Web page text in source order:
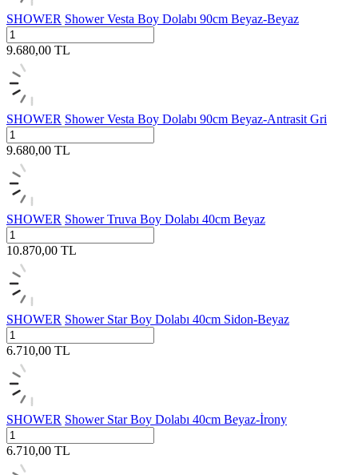
SHOWER Shower Vesta Boy Dolabı 90cm Beyaz-Beyaz
9.680,00 TL
SHOWER Shower Vesta Boy Dolabı 90cm Beyaz-Antrasit Gri
9.680,00 TL
SHOWER Shower Truva Boy Dolabı 40cm Beyaz
10.870,00 TL
SHOWER Shower Star Boy Dolabı 40cm Sidon-Beyaz
6.710,00 TL
SHOWER Shower Star Boy Dolabı 40cm Beyaz-İrony
6.710,00 TL